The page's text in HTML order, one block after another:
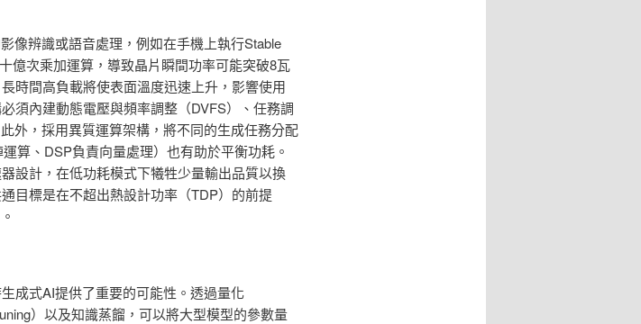
像辨識或語音處理，例如在手機上執行Stable
億次乘加運算，導致晶片瞬間功率可能突破8瓦
時間高負載將使表面溫度迅速上升，影響使用
須內建動態電壓與頻率調整（DVFS）、任務調
外，採用異質運算架構，將不同的生成任務分配
算、DSP負責向量處理）也有助於平衡功耗。
設計，在低功耗模式下犧牲少量輸出品質以換
目標是在不超出熱設計功率（TDP）的前提
成式AI提供了重要的可能性。透過量化
）以及知識蒸餾，可以將大型模型的參數量